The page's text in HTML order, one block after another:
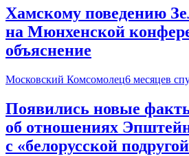
Хамскому поведению
на Мюнхенской
объяснение
Московский Комсомолец6 месяцев
Появились новые
об отношениях
с «белорусской